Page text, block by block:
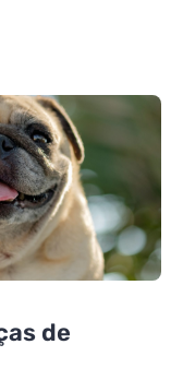
de